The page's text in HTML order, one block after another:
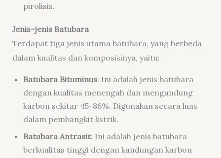
pirolisis.
Jenis-jenis Batubara
Terdapat tiga jenis utama batubara, yang berbeda
dalam kualitas dan komposisinya, yaitu:
Batubara Bituminus: Ini adalah jenis batubara
dengan kualitas menengah dan mengandung
karbon sekitar 45-86%. Digunakan secara luas
dalam pembangkit listrik.
Batubara Antrasit: Ini adalah jenis batubara
berkualitas tinggi dengan kandungan karbon